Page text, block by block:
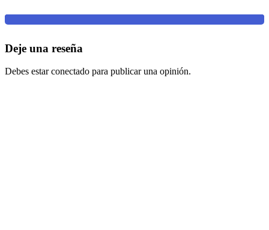
Deje una reseña
Debes estar conectado para publicar una opinión.